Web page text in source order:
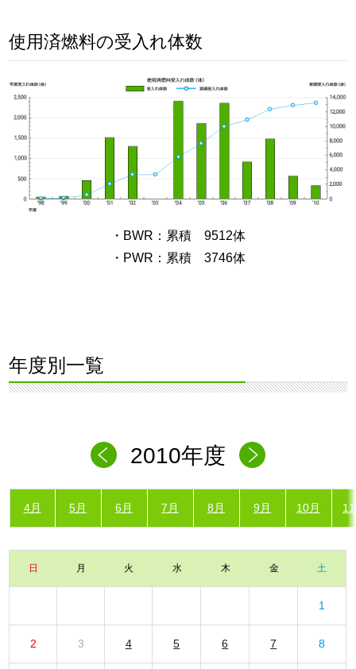
使用済燃料の受入れ体数
・BWR：累積 9512体
・PWR：累積 3746体
年度別一覧
2010年度
4月 5月 6月 7月 8月 9月 10月
日 月 火 水 木 金 土
1
2 3 4 5 6 7 8